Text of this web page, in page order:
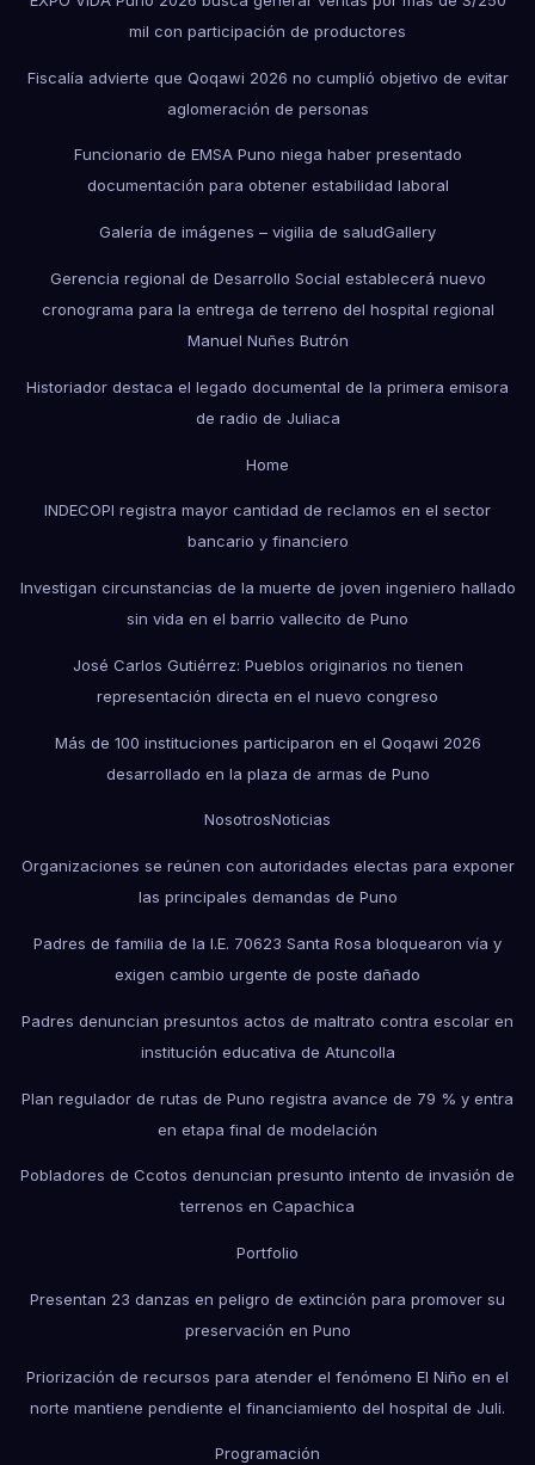
mil con participación de productores
Fiscalía advierte que Qoqawi 2026 no cumplió objetivo de evitar
aglomeración de personas
Funcionario de EMSA Puno niega haber presentado
documentación para obtener estabilidad laboral
Galería de imágenes – vigilia de saludGallery
Gerencia regional de Desarrollo Social establecerá nuevo
cronograma para la entrega de terreno del hospital regional
Manuel Nuñes Butrón
Historiador destaca el legado documental de la primera emisora
de radio de Juliaca
Home
INDECOPI registra mayor cantidad de reclamos en el sector
bancario y financiero
Investigan circunstancias de la muerte de joven ingeniero hallado
sin vida en el barrio vallecito de Puno
José Carlos Gutiérrez: Pueblos originarios no tienen
representación directa en el nuevo congreso
Más de 100 instituciones participaron en el Qoqawi 2026
desarrollado en la plaza de armas de Puno
NosotrosNoticias
Organizaciones se reúnen con autoridades electas para exponer
las principales demandas de Puno
Padres de familia de la I.E. 70623 Santa Rosa bloquearon vía y
exigen cambio urgente de poste dañado
Padres denuncian presuntos actos de maltrato contra escolar en
institución educativa de Atuncolla
Plan regulador de rutas de Puno registra avance de 79 % y entra
en etapa final de modelación
Pobladores de Ccotos denuncian presunto intento de invasión de
terrenos en Capachica
Portfolio
Presentan 23 danzas en peligro de extinción para promover su
preservación en Puno
Priorización de recursos para atender el fenómeno El Niño en el
norte mantiene pendiente el financiamiento del hospital de Juli.
Programación